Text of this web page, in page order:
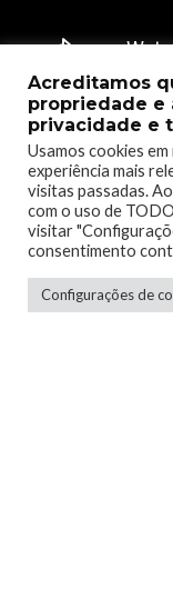
TAGS
Acreditamos
propriedade e
privacidade e
Usamos cookies
experiência mais
visitas passadas.
com o uso de
visitar
consentimento
Configurações de